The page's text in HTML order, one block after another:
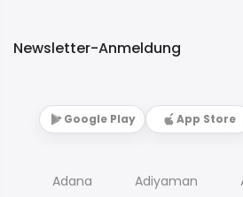
Newsletter-Anmeldung
Google Play App Store
Adana Adiyaman